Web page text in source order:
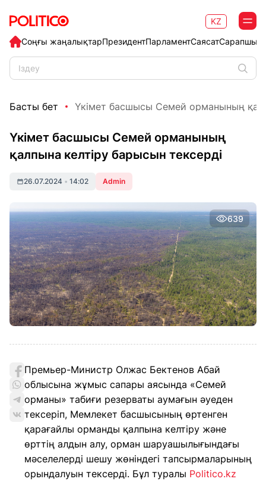
Соңғы жаңалықтарПрезидентПарламентСаясат
KZ
Басты бет Үкімет басшысы Семей орманының
Үкімет басшысы Семей орманының
қалпына келтіру барысын тексерді
26.07.2024 • 14:02 Admin
639
Премьер-Министр Олжас Бектенов Абай
облысына жұмыс сапары аясында «Семей
орманы» табиғи резерваты аумағын әуеден
тексеріп, Мемлекет басшысының өртенген
қарағайлы орманды қалпына келтіру және
өрттің алдын алу, орман шаруашылығындағы
мәселелерді шешу жөніндегі тапсырмаларының
орындалуын тексерді. Бұл туралы Politico.kz